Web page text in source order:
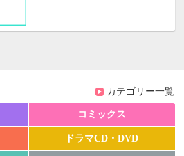
カテゴリー一覧
コミックス
ドラマCD・DVD